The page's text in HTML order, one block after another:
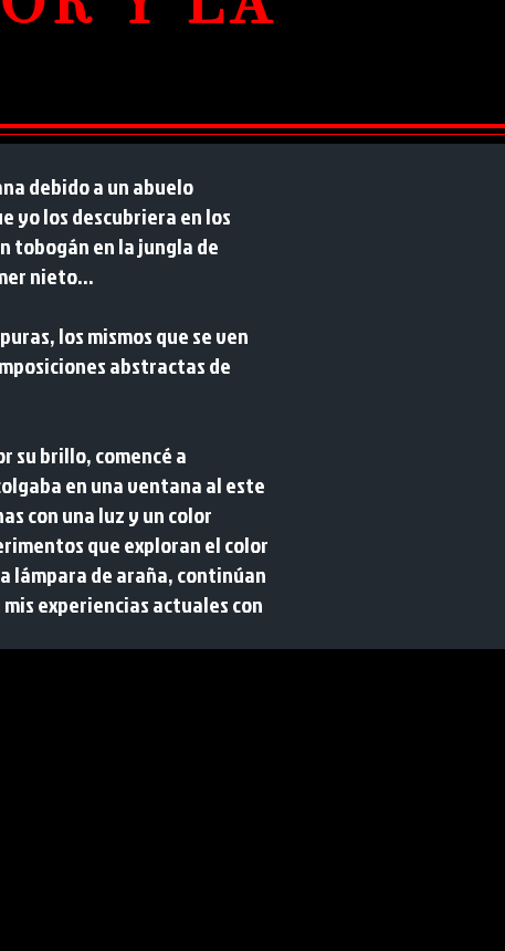
debido a un abuelo
yo los descubriera en los
tobogán en la jungla de
nieto...
los mismos que se ven
abstractas de
su brillo, comencé a
en una ventana al este
con una luz y un color
que exploran el color
lámpara de araña, continúan
experiencias actuales con